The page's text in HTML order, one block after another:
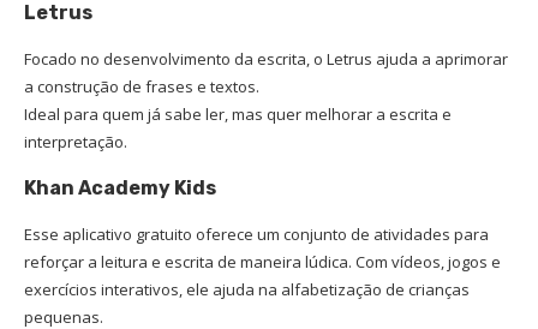
Letrus
Focado no desenvolvimento da escrita, o Letrus ajuda a aprimorar
a construção de frases e textos.
Ideal para quem já sabe ler, mas quer melhorar a escrita e
interpretação.
Khan Academy Kids
Esse aplicativo gratuito oferece um conjunto de atividades para
reforçar a leitura e escrita de maneira lúdica. Com vídeos, jogos e
exercícios interativos, ele ajuda na alfabetização de crianças
pequenas.